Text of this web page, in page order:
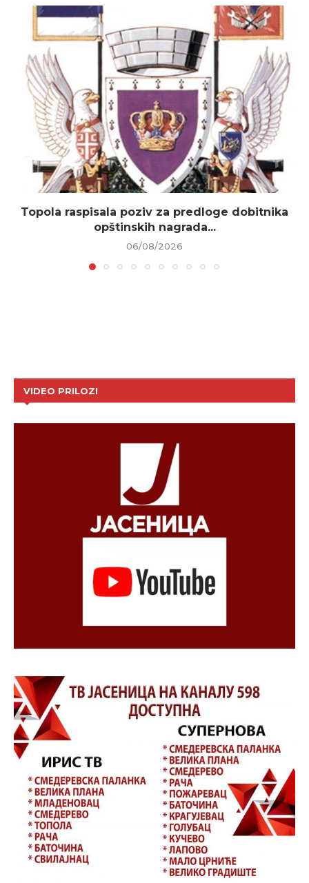
Topola raspisala poziv za predloge dobitnika
opštinskih nagrada...
06/08/2026
VIDEO PRILOZI